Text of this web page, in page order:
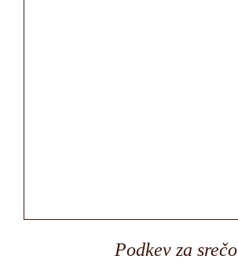
Podkev za srečo